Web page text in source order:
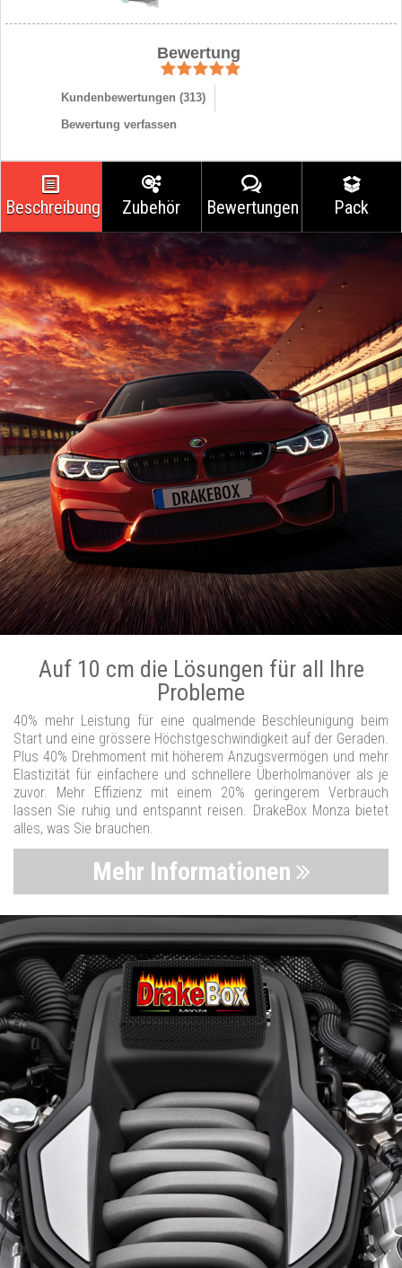
Bewertung
Kundenbewertungen (313)
Bewertung verfassen
Beschreibung Zubehör Bewertungen Pack
Auf 10 cm die Lösungen für all Ihre
Probleme
40% mehr Leistung für eine qualmende Beschleunigung beim
Start und eine grössere Höchstgeschwindigkeit auf der Geraden.
Plus 40% Drehmoment mit höherem Anzugsvermögen und mehr
Elastizität für einfachere und schnellere Überholmanöver als je
zuvor. Mehr Effizienz mit einem 20% geringerem Verbrauch
lassen Sie ruhig und entspannt reisen. DrakeBox Monza bietet
alles, was Sie brauchen.
Mehr Informationen